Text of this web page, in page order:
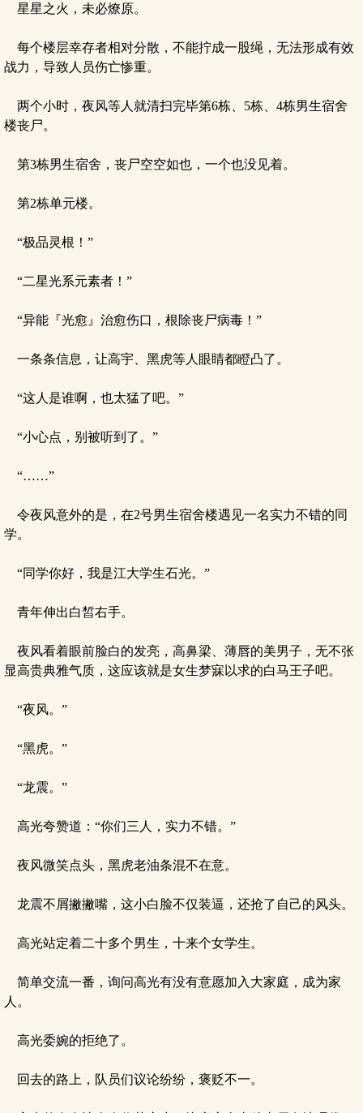
星星之火，未必燎原。
每个楼层幸存者相对分散，不能拧成一股绳，无法形成有效
战力，导致人员伤亡惨重。
两个小时，夜风等人就清扫完毕第6栋、5栋、4栋男生宿舍
楼丧尸。
第3栋男生宿舍，丧尸空空如也，一个也没见着。
第2栋单元楼。
“极品灵根！”
“二星光系元素者！”
“异能『光愈』治愈伤口，根除丧尸病毒！”
一条条信息，让高宇、黑虎等人眼睛都瞪凸了。
“这人是谁啊，也太猛了吧。”
“小心点，别被听到了。”
“……”
令夜风意外的是，在2号男生宿舍楼遇见一名实力不错的同
学。
“同学你好，我是江大学生石光。”
青年伸出白皙右手。
夜风看着眼前脸白的发亮，高鼻梁、薄唇的美男子，无不张
显高贵典雅气质，这应该就是女生梦寐以求的白马王子吧。
“夜风。”
“黑虎。”
“龙震。”
高光夸赞道：“你们三人，实力不错。”
夜风微笑点头，黑虎老油条混不在意。
龙震不屑撇撇嘴，这小白脸不仅装逼，还抢了自己的风头。
高光站定着二十多个男生，十来个女学生。
简单交流一番，询问高光有没有意愿加入大家庭，成为家
人。
高光委婉的拒绝了。
回去的路上，队员们议论纷纷，褒贬不一。